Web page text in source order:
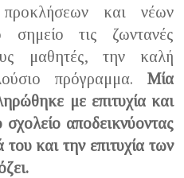
και νέων
σημείο τις ζωντανές
μαθητές, την καλή
πρόγραμμα. Μία
με επιτυχία και
αποδεικνύοντας
και την επιτυχία των